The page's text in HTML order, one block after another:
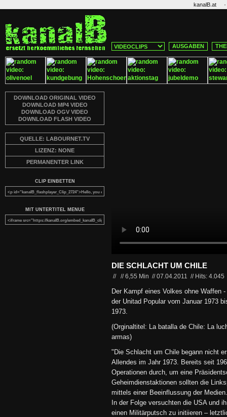
kanalB.at ·
AUSGABEN
DOWNLOAD ORIGINAL VIDEO
DOWNLOAD MP4 VIDEO
DOWNLOAD OGV VIDEO
DOWNLOAD FLASH VIDEO
QUELLE: LABOURNET.TV
LIZENZ: NONE
PERMANENTER LINK
CLIP EINBETTEN
MIT UNTERTITEL MENUE
DIE SCHLACHT UM CHILE
// //6,55 Min //07.04.2011 // Hits: 4.045
Der Kampf eines Volkes ohne Waffen
der Unitad Popular vom Januar 1973
1973.
(Orginaltitel: La batalla de Chile: La
armas)
"Die Schlacht um Chile begann nicht
Allendes im Jahr 1973. Bereits seit
Operationen durch, um eine
Geheimdienstaktionen sollten die
mittels einer Beeinflussung der
In der Folge versuchten die USA und
einen Militärputsch zu initiieren –